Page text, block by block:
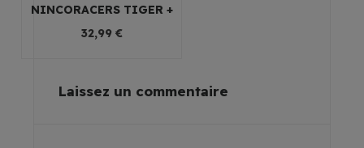
NINCORACERS TIGER +
32,99 €
Laissez un commentaire